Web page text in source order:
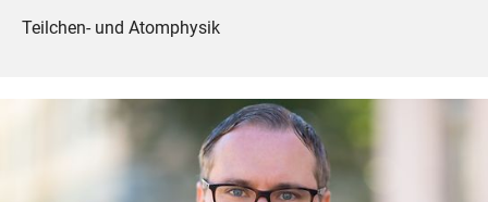
Teilchen- und Atomphysik